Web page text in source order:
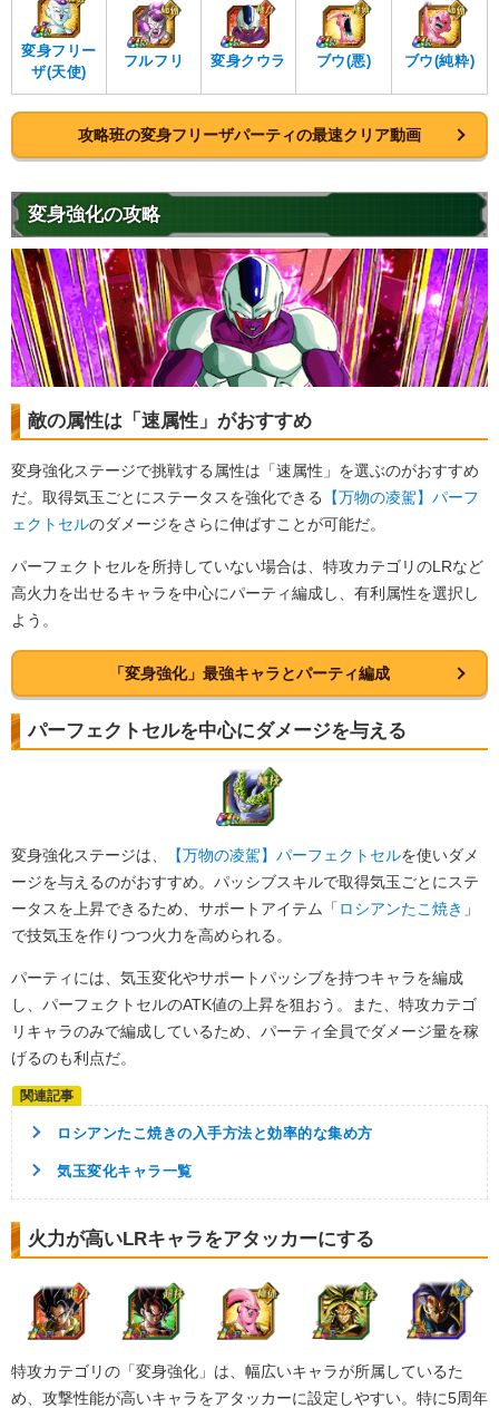
変身フリー
ザ(天使)
フルフリ 変身クウラ ブウ(悪) ブウ(純粋)
攻略班の変身フリーザパーティの最速クリア動画
変身強化の攻略
敵の属性は「速属性」がおすすめ
変身強化ステージで挑戦する属性は「速属性」を選ぶのがおすすめ
だ。取得気玉ごとにステータスを強化できる
【万物の凌駕】パーフ
ェクトセルのダメージをさらに伸ばすことが可能だ。
パーフェクトセルを所持していない場合は、特攻カテゴリのLRなど
高火力を出せるキャラを中心にパーティ編成し、有利属性を選択し
よう。
「変身強化」最強キャラとパーティ編成
パーフェクトセルを中心にダメージを与える
変身強化ステージは、 【万物の凌駕】パーフェクトセルを使いダメ
ージを与えるのがおすすめ。パッシブスキルで取得気玉ごとにステ
ータスを上昇できるため、サポートアイテム「 ロシアンたこ焼き 」
で技気玉を作りつつ火力を高められる。
パーティには、気玉変化やサポートパッシブを持つキャラを編成
し、パーフェクトセルのATK値の上昇を狙おう。また、特攻カテゴ
リキャラのみで編成しているため、パーティ全員でダメージ量を稼
げるのも利点だ。
ロシアンたこ焼きの入手方法と効率的な集め方
気玉変化キャラ一覧
火力が高いLRキャラをアタッカーにする
特攻カテゴリの「変身強化」は、幅広いキャラが所属しているた
め、攻撃性能が高いキャラをアタッカーに設定しやすい。特に5周年